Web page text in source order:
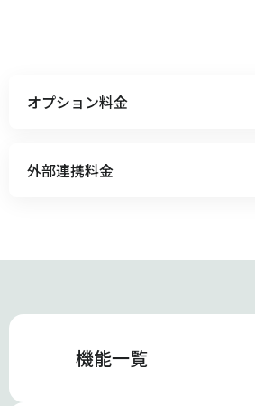
オプション料金
外部連携料金
機能一覧